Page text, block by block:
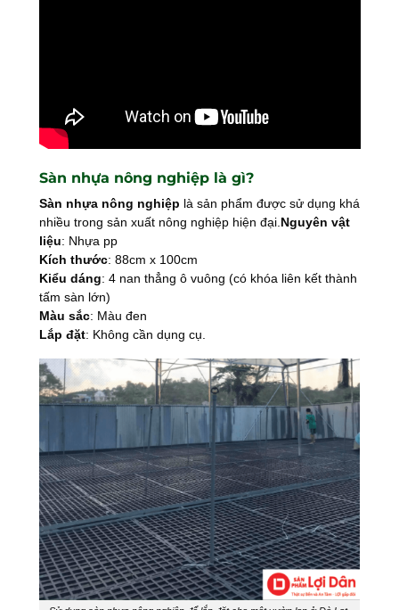
Sàn nhựa nông nghiệp là gì?
Sàn nhựa nông nghiệp là sản phẩm được sử dụng khá
nhiều trong sản xuất nông nghiệp hiện đại. Nguyên vật
liệu: Nhựa pp
Kích thước: 88cm x 100cm
Kiểu dáng: 4 nan thẳng ô vuông (có khóa liên kết thành
tấm sàn lớn)
Màu sắc: Màu đen
Lắp đặt: Không cần dụng cụ.